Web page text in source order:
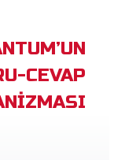
CEVAP